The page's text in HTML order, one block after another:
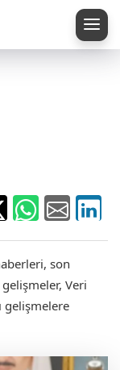
son
Veri
gelişmelere